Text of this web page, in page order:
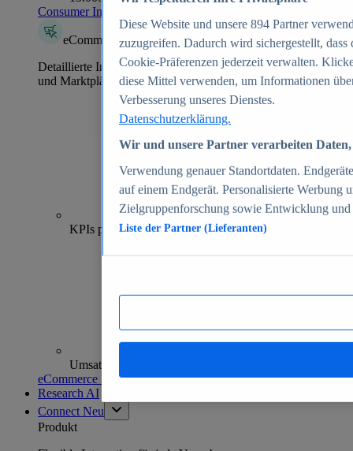
Consumer Insights entdecken
eCommerce Insights
Detaillierte Informationen zu mehr als 39.000 Online-Shops
und Marktplätzen
70+
KPIs pro Shop
Umsatzanalysen und -prognosen
eCommerce Insights entdecken
Research AI
Connect Neu
Produkt
Diese Website und unsere 894 Partner
zuzugreifen. Dadurch wird sichergestellt,
Cookie-Präferenzen jederzeit verwalten.
diese Mittel verwenden, um Informationen
Verbesserung unseres Dienstes.
Datenschutzerklärung.
Wir und unsere Partner verarbeiten
Verwendung genauer Standortdaten.
auf einem Endgerät. Personalisierte Werbung
Zielgruppenforschung sowie Entwicklung
Liste der Partner (Lieferanten)